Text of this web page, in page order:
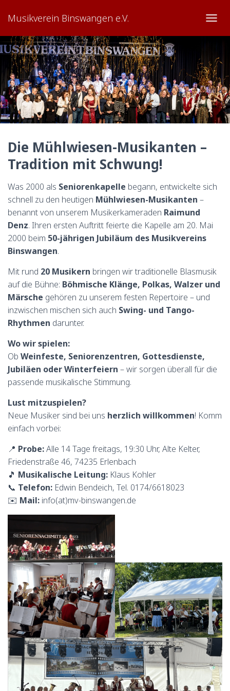
Musikverein Binswangen e.V.
Die Mühlwiesen-Musikanten –
Tradition mit Schwung!
Was 2000 als Seniorenkapelle begann, entwickelte sich
schnell zu den heutigen Mühlwiesen-Musikanten –
benannt von unserem Musikerkameraden Raimund
Denz. Ihren ersten Auftritt feierte die Kapelle am 20. Mai
2000 beim 50-jährigen Jubiläum des Musikvereins
Binswangen.
Mit rund 20 Musikern bringen wir traditionelle Blasmusik
auf die Bühne: Böhmische Klänge, Polkas, Walzer und
Märsche gehören zu unserem festen Repertoire – und
inzwischen mischen sich auch Swing- und Tango-
Rhythmen darunter.
Wo wir spielen:
Ob Weinfeste, Seniorenzentren, Gottesdienste,
Jubiläen oder Winterfeiern – wir sorgen überall für die
passende musikalische Stimmung.
Lust mitzuspielen?
Neue Musiker sind bei uns herzlich willkommen! Komm
einfach vorbei:
📍 Probe:Alle 14 Tage freitags, 19:30 Uhr, Alte Kelter,
Friedenstraße 46, 74235 Erlenbach
🎵 Musikalische Leitung: Klaus Kohler
📞 Telefon: Edwin Bendeich, Tel. 0174/6618023
✉️ Mail: info(at)mv-binswangen.de